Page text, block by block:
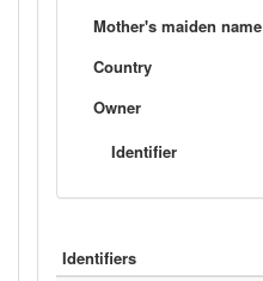
Mother's maiden name
Country
Owner
Identifier
Identifiers